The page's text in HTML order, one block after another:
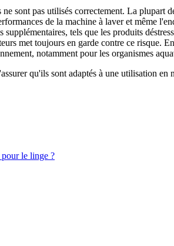
sont pas utilisés correctement. La
de la machine à laver et même
tels que les produits
met toujours en garde contre ce
notamment pour les organismes
qu'ils sont adaptés à une utilisation
le linge ?